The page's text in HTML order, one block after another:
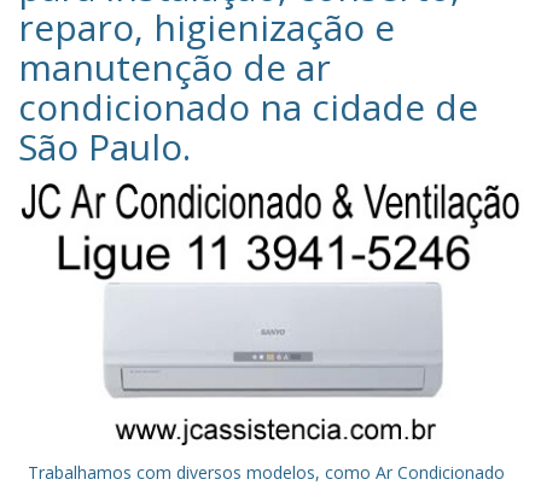
reparo, higienização e
manutenção de ar
condicionado na cidade de
São Paulo.
Trabalhamos com diversos modelos, como Ar Condicionado